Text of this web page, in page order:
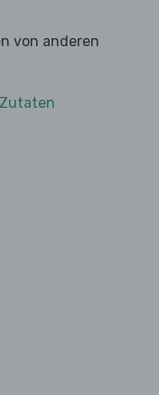
von anderen